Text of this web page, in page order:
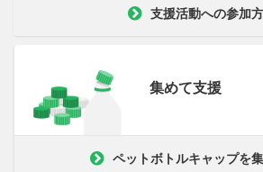
支援活動への参加
集めて支援
ペットボトルキャップを